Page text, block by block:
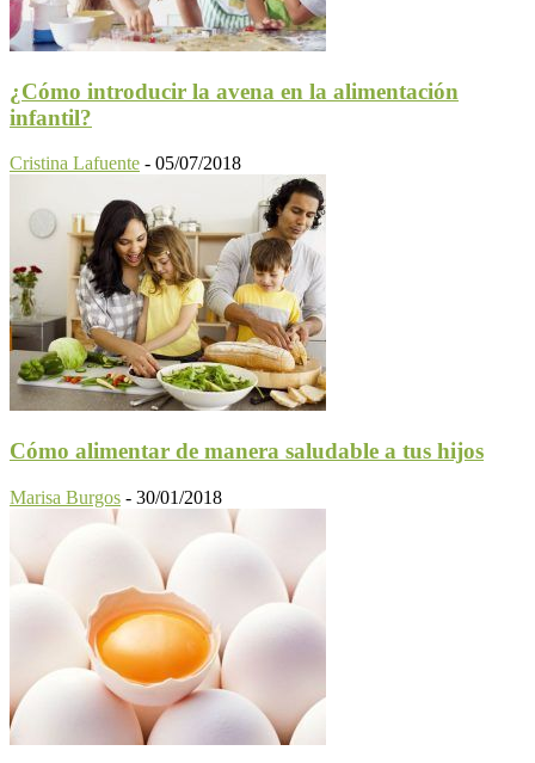
¿Cómo introducir la avena en la alimentación
infantil?
Cristina Lafuente - 05/07/2018
Cómo alimentar de manera saludable a tus hijos
Marisa Burgos - 30/01/2018